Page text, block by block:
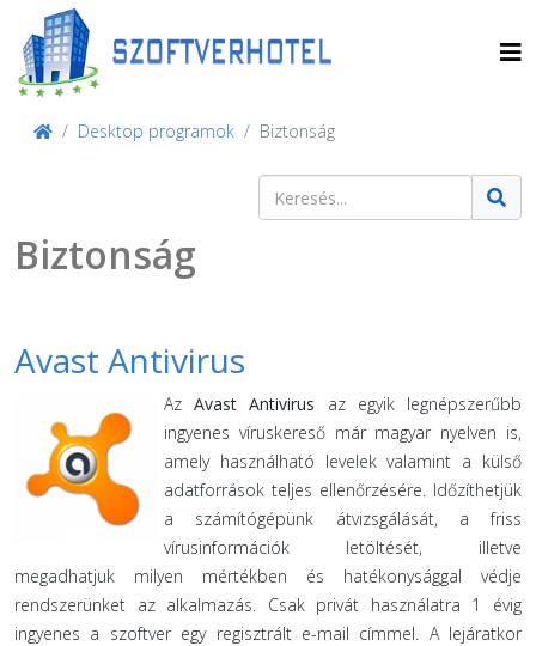
Desktop programok Biztonság
Keresés
Biztonság
Avast Antivirus
AzAvast Antivirus az egyik legnépszerűbb
ingyenes víruskereső már magyar nyelven is,
amely használható levelek valamint a külső
adatforrások teljes ellenőrzésére. Időzíthetjük
a számítógépünk átvizsgálását, a friss
vírusinformációk letöltését, illetve
megadhatjuk milyen mértékben és hatékonysággal védje
rendszerünket az alkalmazás. Csak privát használatra 1 évig
ingyenes a szoftver egy regisztrált e-mail címmel. A lejáratkor